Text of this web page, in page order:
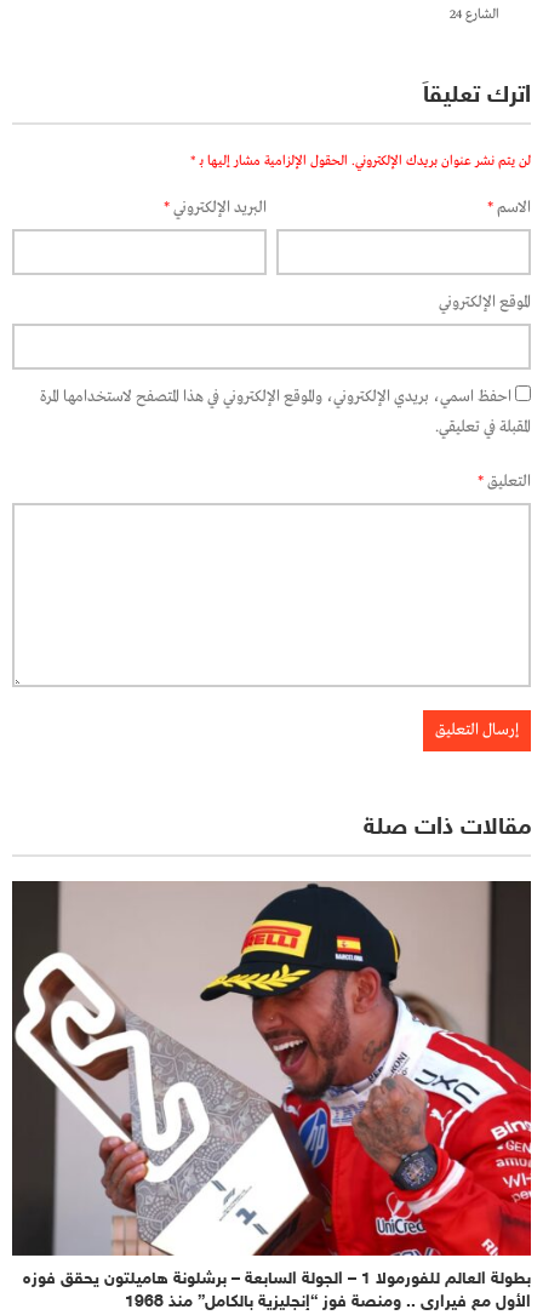
الشارع 24
اترك تعليقاً
لن يتم نشر عنوان بريدك الإلكتروني. الحقول الإلزامية مشار إليها بـ *
الاسم* البريد الإلكتروني*
الموقع الإلكتروني
احفظ اسمي، بريدي الإلكتروني، والموقع الإلكتروني في هذا المتصفح لاستخدامها المرة
المقبلة في تعليقي.
التعليق*
مقالات ذات صلة
بطولة العالم للفورمولا 1 – الجولة السابعة – برشلونة هاميلتون يحقق فوزه
الأول مع فيرارى .. ومنصة فوز “إنجليزية بالكامل” منذ 1968